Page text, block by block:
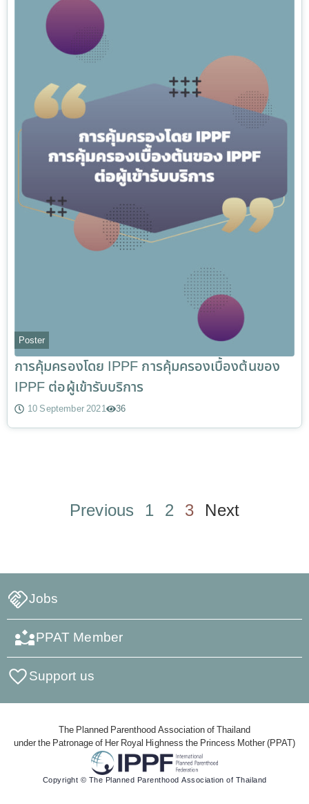
Poster
การคุ้มครองโดย IPPF การคุ้มครองเบื้องต้นของ
IPPF ต่อผู้เข้ารับบริการ
10 September 2021 36
Previous 1 2 3 Next
Jobs
PPAT Member
Support us
The Planned Parenthood Association of Thailand
under the Patronage of Her Royal Highness the Princess Mother (PPAT)
Copyright © The Planned Parenthood Association of Thailand